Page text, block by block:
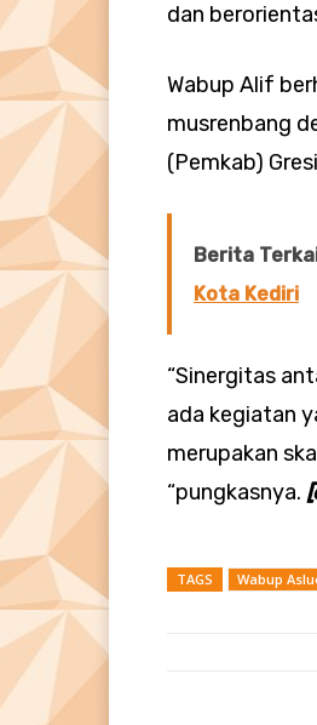
dan
Wabup Alif
musrenbang
(Pemkab)
Berita
Kota Kediri
“Sinergitas
ada kegiatan
merupakan
“pungkasnya.
TAGS Wabup